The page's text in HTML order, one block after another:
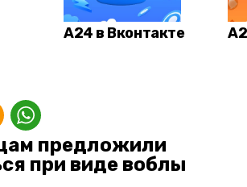
А24 в Вконтакте
предложили
при виде воблы